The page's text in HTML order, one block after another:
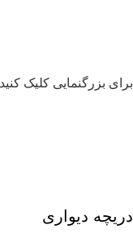
برای بزرگنمایی کلیک کنید
دریچه دیواری